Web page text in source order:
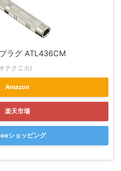
ラグ ATL436CM
テクニカ)
Amazon
楽天市場
ショッピング